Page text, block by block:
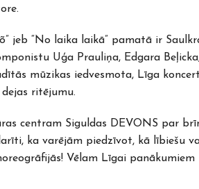
jeb “No laika laikā” pamatā ir
Uģa Prauliņa, Edgara
mūzikas iedvesmota, Līga
ritējumu.
centram Siguldas DEVONS par
ka varējām piedzīvot, kā lībiešu
Vēlam Līgai